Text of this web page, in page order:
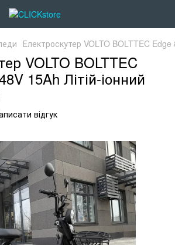
Електроскутер VOLTO BOLTTEC
VOLTO BOLTTEC
15Ah Літій-іонний
відгук